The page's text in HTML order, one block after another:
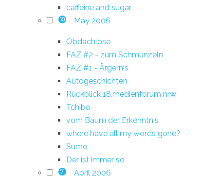
caffeine and sugar
10 May 2006
Obdachlose
FAZ #2 - zum Schmunzeln
FAZ #1 - Ärgernis
Autogeschichten
Rückblick 18.medienforum nrw
Tchibo
vom Baum der Erkenntnis
where have all my words gone?
Sumo
Der ist immer so
7 April 2006